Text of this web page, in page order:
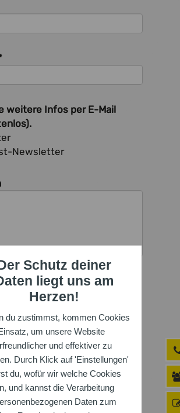
Schutz deiner
liegt uns am
Herzen!
du zustimmst, kommen Cookies
um unsere Website
und effektiver zu
Durch Klick auf 'Einstellungen'
du, wofür wir welche Cookies
und kannst die Verarbeitung
Daten zum
weitere Infos per E-Mail
Newsletter
vom Vereinskonto wird dem
Ihrer Bestellung zur
Das Abonnement der
ist mit einer Frist von
Jahresende schriftlich
Pflichtbezug).
*